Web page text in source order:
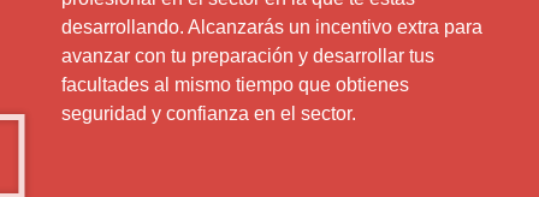
desarrollando. Alcanzarás un incentivo extra para
avanzar con tu preparación y desarrollar tus
facultades al mismo tiempo que obtienes
seguridad y confianza en el sector.